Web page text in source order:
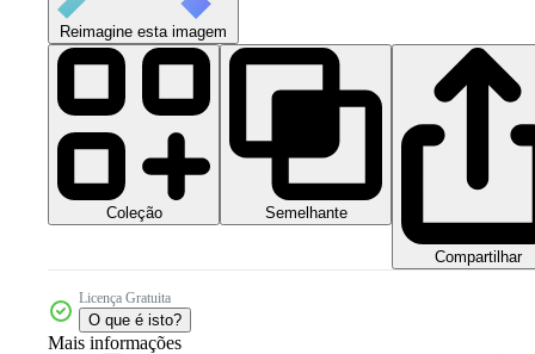
Reimagine esta imagem
Coleção Semelhante
Compartilhar
Licença Gratuita
O que é isto?
Mais informações